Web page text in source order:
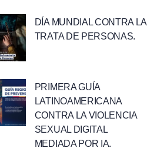
DÍA MUNDIAL CONTRA LA
TRATA DE PERSONAS.
PRIMERA GUÍA
LATINOAMERICANA
CONTRA LA VIOLENCIA
SEXUAL DIGITAL
MEDIADA POR IA.